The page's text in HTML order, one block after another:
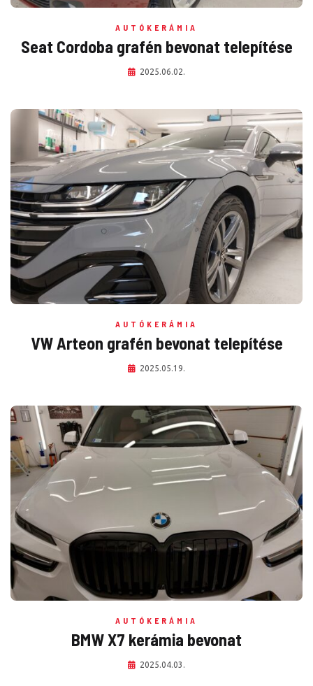
AUTÓKERÁMIA
Seat Cordoba grafén bevonat telepítése
2025.06.02.
AUTÓKERÁMIA
VW Arteon grafén bevonat telepítése
2025.05.19.
AUTÓKERÁMIA
BMW X7 kerámia bevonat
2025.04.03.